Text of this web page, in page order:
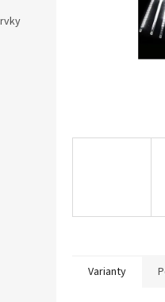
Varianty